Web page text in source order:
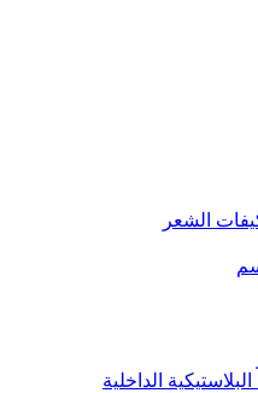
الشعر
الداخلية